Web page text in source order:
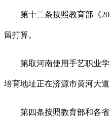
第十二条按照教育部《
留打算。
第取河南使用手艺职业学
培育地址正在济源市黄河大道
第四条按照教育部和各省